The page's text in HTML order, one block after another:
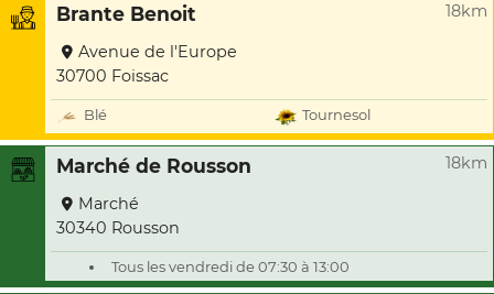
Brante Benoit 18km
Avenue de l'Europe
30700 Foissac
Blé Tournesol
Marché de Rousson 18km
Marché
30340 Rousson
Tous les vendredi de 07:30 à 13:00